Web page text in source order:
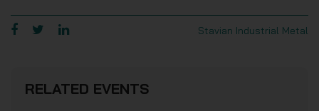
Stavian Industrial Metal
RELATED EVENTS